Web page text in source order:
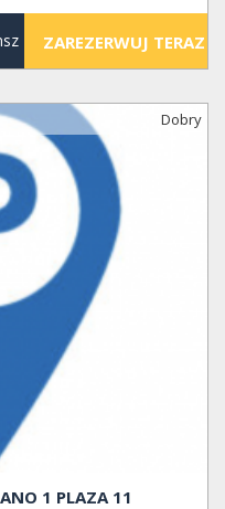
ZAREZERWUJ TERAZ
Dobry
1 PLAZA 11